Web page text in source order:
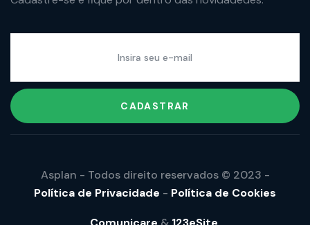
CADASTRAR
Asplan - Todos direito reservados © 2023 -
Política de Privacidade - Política de Cookies